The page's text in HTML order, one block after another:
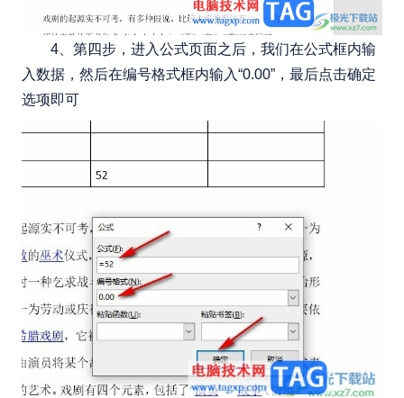
4、第四步，进入公式页面之后，我们在公式框内输
入数据，然后在编号格式框内输入“0.00”，最后点击确定
选项即可